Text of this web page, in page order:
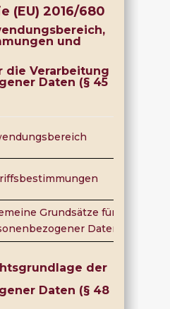
(EU) 2016/680
und
die Verarbeitung
Daten (§ 45
Grundsätze für die
Daten
der
Daten (§ 48